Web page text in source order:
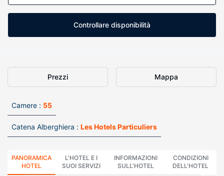
Controllare disponibilità
Prezzi Mappa
Camere : 55
Catena Alberghiera : Les Hotels Particuliers
PANORAMICA
HOTEL
L'HOTEL E I
SUOI SERVIZI
INFORMAZIONI
SULL'HOTEL
CONDIZIONI
DELL'HOTEL